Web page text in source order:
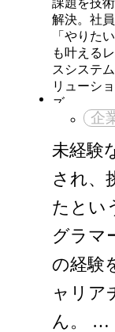
企
未経験
され、
たとい
グラマ
の経験
ャリア
ん。 …